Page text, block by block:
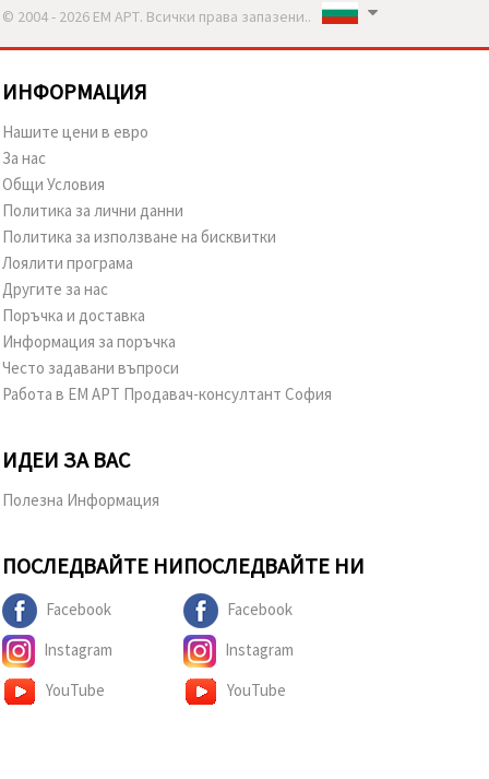
© 2004 - 2026 ЕМ АРТ. Всички права запазени..
ИНФОРМАЦИЯ
Нашите цени в евро
За нас
Общи Условия
Политика за лични данни
Политика за използване на бисквитки
Лоялити програма
Другите за нас
Поръчка и доставка
Информация за поръчка
Често задавани въпроси
Работа в ЕМ АРТ Продавач-консултант София
ИДЕИ ЗА ВАС
Полезна Информация
ПОСЛЕДВАЙТЕ НИ
Facebook
Instagram
YouTube
ПОСЛЕДВАЙТЕ НИ
Facebook
Instagram
YouTube